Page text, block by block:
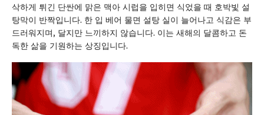
삭하게 튀긴 단싼에 맑은 맥아 시럽을 입히면 식었을 때 호박빛 설
탕막이 반짝입니다. 한 입 베어 물면 설탕 실이 늘어나고 식감은 부
드러워지며, 달지만 느끼하지 않습니다. 이는 새해의 달콤하고 돈
독한 삶을 기원하는 상징입니다.